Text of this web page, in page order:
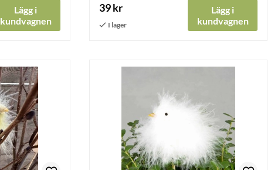
Lägg i
kundvagnen
39 kr
Lägg i
kundvagnen